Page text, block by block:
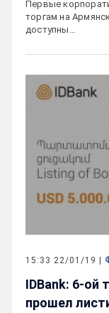
Первые
торгам на
доступны…
15:33 22/01/19 |
IDBank: 6-ой
прошел